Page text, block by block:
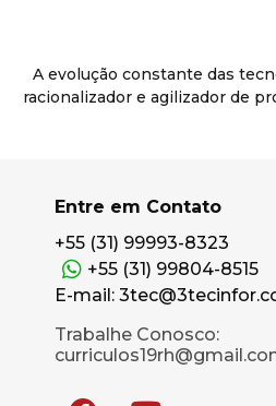
A evolução constante das
racionalizador e agilizador de
Entre em Contato
+55 (31) 99993-8323
+55 (31) 99804-8515
E-mail:
Trabalhe Conosco: